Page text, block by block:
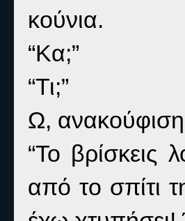
κούνια.
“Κα;”
“Τι;”
Ω,
“Το βρίσκεις
από το σπίτι